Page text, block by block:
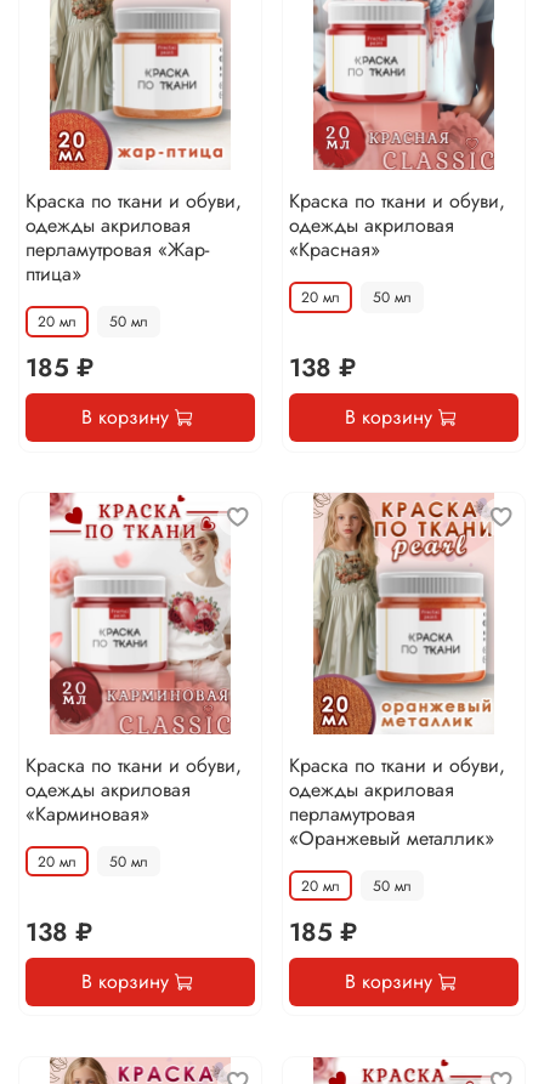
Краска по ткани и обуви,
одежды акриловая
перламутровая «Жар-
птица»
20 мл 50 мл
185 ₽
В корзину
Краска по ткани и обуви,
одежды акриловая
«Красная»
20 мл 50 мл
138 ₽
В корзину
Краска по ткани и обуви,
одежды акриловая
«Карминовая»
20 мл 50 мл
138 ₽
В корзину
Краска по ткани и обуви,
одежды акриловая
перламутровая
«Оранжевый металлик»
20 мл 50 мл
185 ₽
В корзину